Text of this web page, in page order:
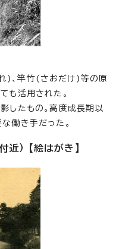
)、竿竹(さおだけ)等の原
も活用された。
したもの。高度成長期以
働き手だった。
） 【絵はがき】